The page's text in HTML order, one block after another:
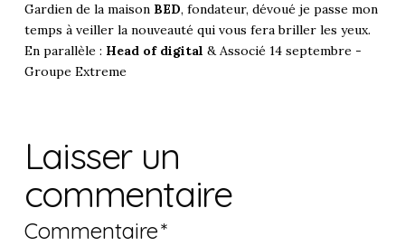
Gardien de la maison BED, fondateur, dévoué je passe mon
temps à veiller la nouveauté qui vous fera briller les yeux.
En parallèle : Head of digital & Associé 14 septembre -
Groupe Extreme
Laisser un
commentaire
Commentaire*